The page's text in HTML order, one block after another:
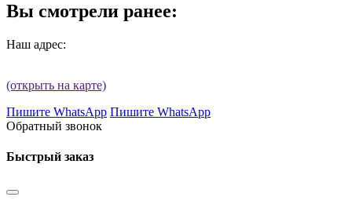
Вы смотрели ранее:
Наш адрес:
(открыть на карте)
Пишите WhatsApp Пишите WhatsApp
Обратный звонок
Быстрый заказ